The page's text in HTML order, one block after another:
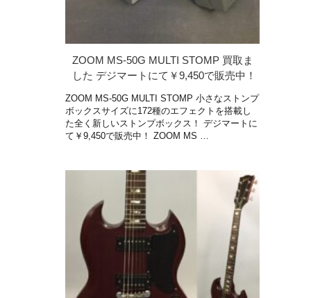
ZOOM MS-50G MULTI STOMP 買取ま
した デジマートにて￥9,450で販売中！
ZOOM MS-50G MULTI STOMP 小さなストンプ
ボックスサイズに172種のエフェクトを搭載し
た全く新しいストンプボックス！ デジマートに
て￥9,450で販売中！ ZOOM MS …